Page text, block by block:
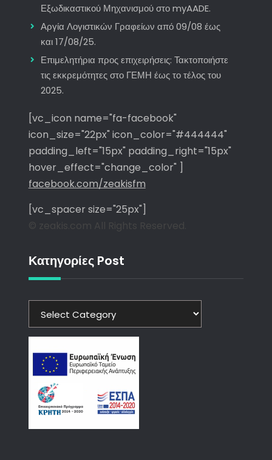
Εξωδικαστικού Μηχανισμού στο myAADE.
Αργία Λογιστικών Γραφείων από 09/08 έως
και 17/08/25.
Επιμελητήρια προς επιχειρήσεις: Τακτοποιήστε
τις εκκρεμότητες στο ΓΕΜΗ έως το τέλος του
2025.
[vc_icon name="fa-facebook"
icon_size="22px" icon_color="#444444"
padding_left="15px" padding_right="15px"
hover_effect="change_color" ]
facebook.com/zeakisfm
[vc_spacer size="25px"]
© zeakis.com All Rights Reserved.
Κατηγορίες Post
Κατηγορίες
Post